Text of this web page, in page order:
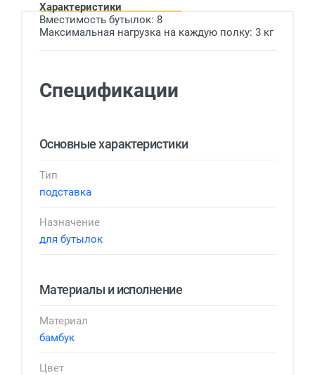
Характеристики
Вместимость бутылок: 8
Максимальная нагрузка на каждую полку: 3 кг
Спецификации
Основные характеристики
Тип
подставка
Назначение
для бутылок
Материалы и исполнение
Материал
бамбук
Цвет